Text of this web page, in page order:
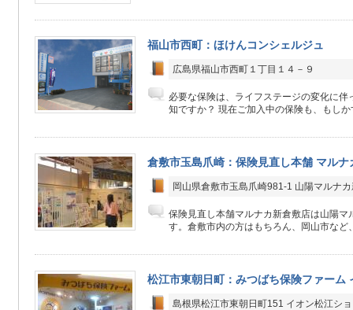
福山市西町：ほけんコンシェルジュ
広島県福山市西町１丁目１４－９
必要な保険は、ライフステージの変化に
知ですか？ 現在ご加入中の保険も、もし
倉敷市玉島爪崎：保険見直し本舗 マルナ
岡山県倉敷市玉島爪崎981-1 山陽マルナ
保険見直し本舗マルナカ新倉敷店は山陽マ
す。倉敷市内の方はもちろん、岡山市など
松江市東朝日町：みつばち保険ファーム
島根県松江市東朝日町151 イオン松江シ